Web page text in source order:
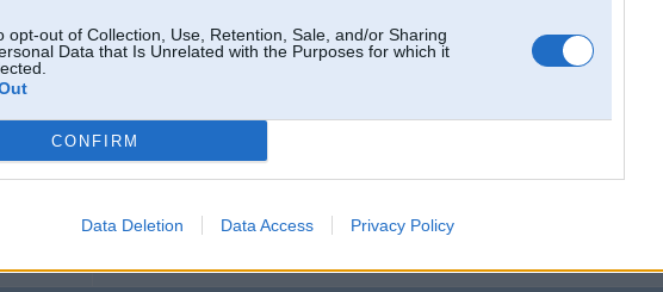
opt-out of Collection, Use, Retention, Sale, and/or Sharing
Data that Is Unrelated with the Purposes for which it
CONFIRM
Data Deletion Data Access Privacy Policy
23. Feb 2006, 09:45